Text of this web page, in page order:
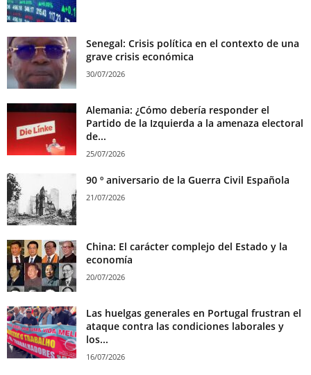
Senegal: Crisis política en el contexto de una
grave crisis económica
30/07/2026
Alemania: ¿Cómo debería responder el
Partido de la Izquierda a la amenaza electoral
de...
25/07/2026
90 º aniversario de la Guerra Civil Española
21/07/2026
China: El carácter complejo del Estado y la
economía
20/07/2026
Las huelgas generales en Portugal frustran el
ataque contra las condiciones laborales y
los...
16/07/2026